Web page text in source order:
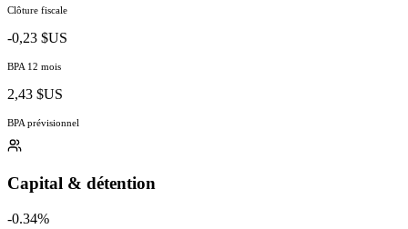
Clôture fiscale
-0,23 $US
BPA 12 mois
2,43 $US
BPA prévisionnel
Capital & détention
-0.34%